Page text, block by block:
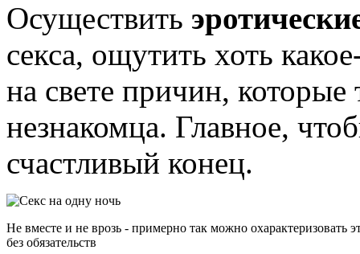
Осуществить
секса, ощутить хоть
на свете причин,
незнакомца. Главное,
счастливый конец.
Не вместе и не врозь - примерно так можно охарактеризовать
без обязательств